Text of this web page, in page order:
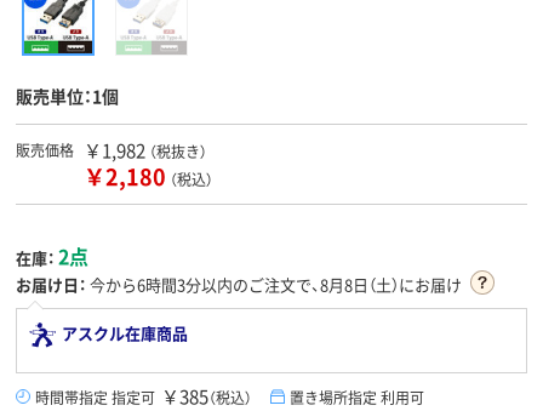
販売単位：1個
販売価格 ￥1,982 （税抜き）
￥2,180 （税込）
在庫： 2点
お届け日： 今から6時間3分以内のご注文で、8月8日（土）にお届け
アスクル在庫商品
時間帯指定 指定可 ￥385（税込） 置き場所指定 利用可